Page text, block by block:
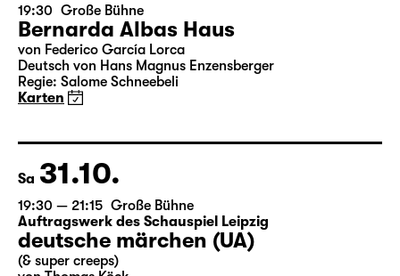
Fr 30.10.
19:30 Große Bühne
Bernarda Albas Haus
Karten
Sa 31.10.